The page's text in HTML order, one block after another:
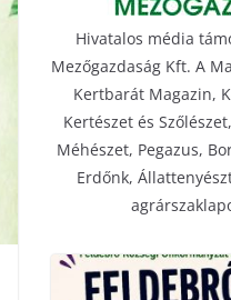
Hivatalos média
Mezőgazdaság Kft. A
Kertbarát Magazin,
Kertészet és
Méhészet, Pegazus,
Erdőnk,